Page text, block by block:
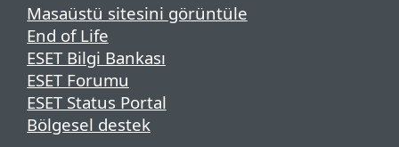
Masaüstü sitesini görüntüle
End of Life
ESET Bilgi Bankası
ESET Forumu
ESET Status Portal
Bölgesel destek